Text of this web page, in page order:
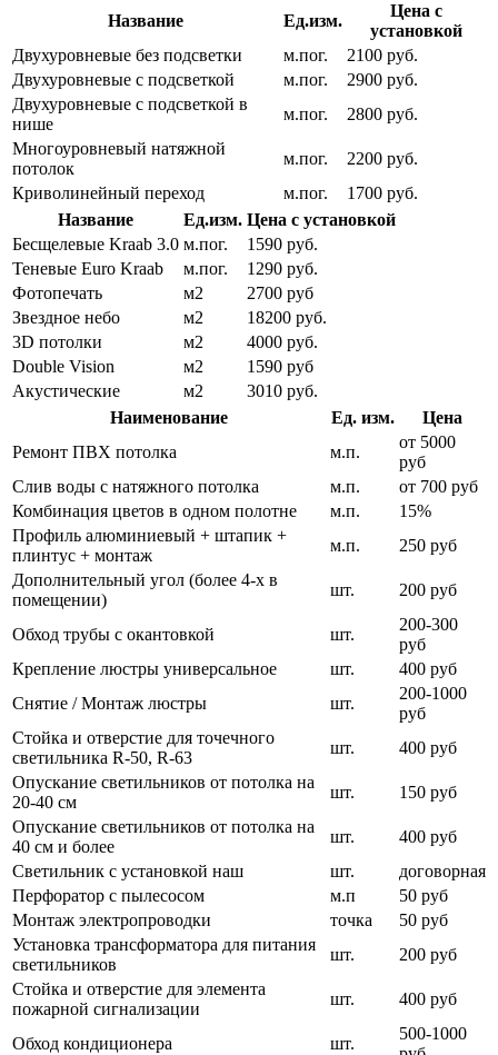
Название
Ед.изм.
Цена с
установкой
Двухуровневые без подсветки
м.пог.
2100 руб.
Двухуровневые с подсветкой
м.пог.
2900 руб.
Двухуровневые с подсветкой в
нише
м.пог.
2800 руб.
Многоуровневый натяжной
потолок
м.пог.
2200 руб.
Криволинейный переход
м.пог.
1700 руб.
Название
Ед.изм. Цена с установкой
Бесщелевые Kraab 3.0 м.пог.
1590 руб.
Теневые Euro Kraab
м.пог.
1290 руб.
Фотопечать
м2
2700 руб
Звездное небо
м2
18200 руб.
3D потолки
м2
4000 руб.
Double Vision
м2
1590 руб
Акустические
м2
3010 руб.
Наименование
Ед. изм.
Цена
Ремонт ПВХ потолка
м.п.
от 5000
руб
Слив воды с натяжного потолка
м.п.
от 700 руб
Комбинация цветов в одном полотне
м.п.
15%
Профиль алюминиевый + штапик +
плинтус + монтаж
м.п.
250 руб
Дополнительный угол (более 4-х в
помещении)
шт. 200 руб
Обход трубы с окантовкой шт.
200-300
руб
Крепление люстры универсальное
шт.
400 руб
Снятие / Монтаж люстры
шт.
200-1000
руб
Стойка и отверстие для точечного
светильника R-50, R-63
шт.
400 руб
Опускание светильников от потолка на
20-40 см
шт.
150 руб
Опускание светильников от потолка на
40 см и более
шт.
400 руб
Светильник с установкой наш
шт.
договорная
Перфоратор с пылесосом
м.п
50 руб
Монтаж электропроводки
точка
50 руб
Установка трансформатора для питания
светильников
шт.
200 руб
Стойка и отверстие для элемента
пожарной сигнализации
шт. 400 руб
Обход кондиционера шт.
500-1000